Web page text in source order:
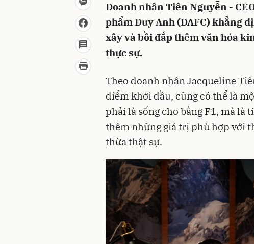
Doanh nhân Tiên Nguyễn -
phẩm Duy Anh (DAFC) khẳng
xây và bồi đắp thêm văn hóa
thực sự.
Theo doanh nhân Jacqueline
điểm khởi đầu, cũng có thể là
phải là sống cho bằng F1, mà là
thêm những giá trị phù hợp với
thừa thật sự.